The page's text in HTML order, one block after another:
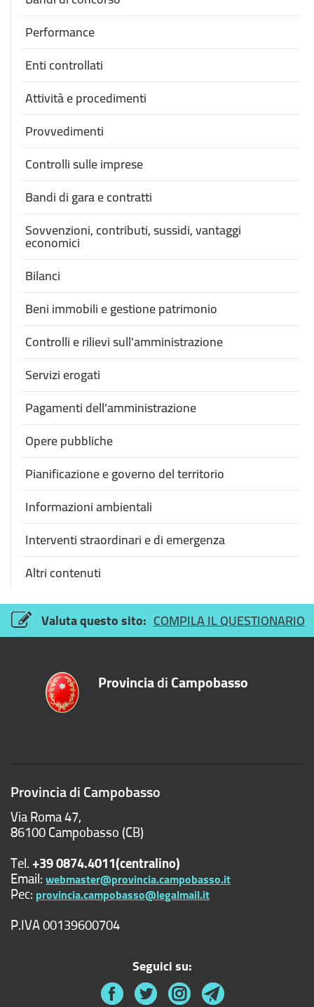
Performance
Enti controllati
Attività e procedimenti
Provvedimenti
Controlli sulle imprese
Bandi di gara e contratti
Sovvenzioni, contributi, sussidi, vantaggi
economici
Bilanci
Beni immobili e gestione patrimonio
Controlli e rilievi sull'amministrazione
Servizi erogati
Pagamenti dell'amministrazione
Opere pubbliche
Pianificazione e governo del territorio
Informazioni ambientali
Interventi straordinari e di emergenza
Altri contenuti
Valuta questo sito: COMPILA IL QUESTIONARIO
ProvinciadiCampobasso
Provincia di Campobasso
Via Roma 47,
86100 Campobasso (CB)
Tel.+39 0874.4011(centralino)
Email:webmaster@provincia.campobasso.it
Pec: provincia.campobasso@legalmail.it
P.IVA 00139600704
Seguici su: